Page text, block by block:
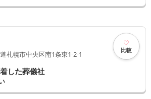
札幌市中央区南1条東1-2-1 比較
した葬儀社